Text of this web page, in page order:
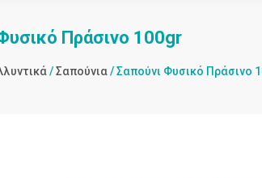
Πράσινο 100gr
/Σαπούνια/ Σαπούνι Φυσικό Πράσινο